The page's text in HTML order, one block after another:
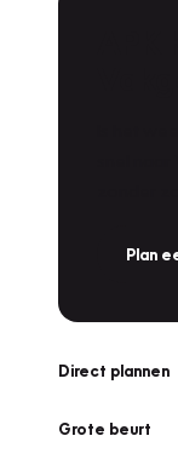
Plan
Direct plannen
Grote beurt